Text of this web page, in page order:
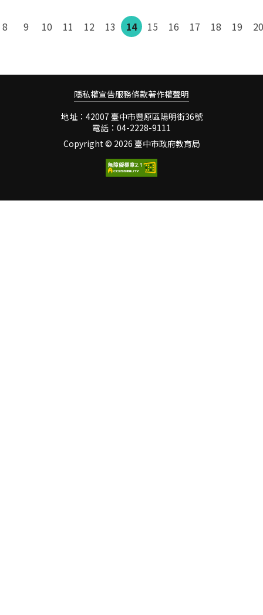
提出品格道德教育的「5E」
教學法，從以下五個面向深
耕：一．「言教」傳真情：
將「表達、溝通與分享」列
為基本能力指標之一，就是
符號運用與溝通表達」的核
「具備理解及使用語言、文
字、數理、肢體及藝術等各
種符號進行表達、溝通及互
動，並能了解與同理他人，
應用在日常生活及工作
是越來越重視學生語文溝通
這是上安團隊參加本市110
年度閱讀磐石學校複評時的
教師就在上安，歷經過級任
老師、組長或主任等不同職
務，對於上安閱讀的推展脈
絡與文化背景有著深刻的體
認，從軟硬體設備、圖書館
藏的增置到課程與教學活動
的策劃，因為了解而更能切
中重點，因為具有情感而更
能匯聚全體教師能量一同攜
5A悅讀閱讀關鍵能力培
8 9 10 11 12 13 14 15 16 17 18 19 20
隱私權宣告服務條款著作權聲明
地址：42007 臺中市豐原區陽明街36號
電話：04-2228-9111
Copyright © 2026 臺中市政府教育局